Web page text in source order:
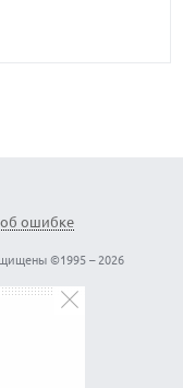
ошибке
©1995 – 2026